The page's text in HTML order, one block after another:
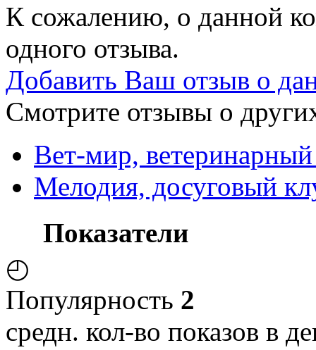
К сожалению, о данной
одного отзыва.
Добавить Ваш отзыв о
Смотрите отзывы о
Вет-мир,
Мелодия, досуговый
Показатели
◴
Популярность 2
средн. кол-во показов в